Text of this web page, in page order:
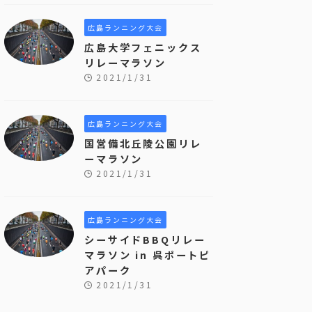
広島ランニング大会
広島大学フェニックス
リレーマラソン
2021/1/31
広島ランニング大会
国営備北丘陵公園リレ
ーマラソン
2021/1/31
広島ランニング大会
シーサイドBBQリレー
マラソン in 呉ポートピ
アパーク
2021/1/31